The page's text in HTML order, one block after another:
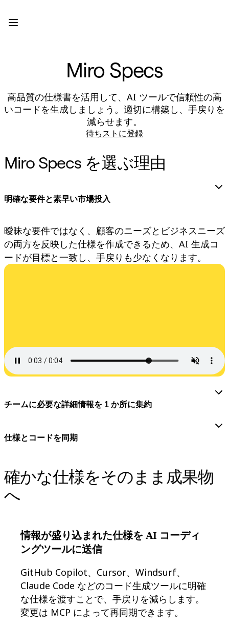
Engage
プラットフォーム
AI Workflows
コネクター
MCP サーバー
AI プレイブックを見る
ブループリント
インテグレーション
開発者プラットフォーム
アプリをダウンロード
ホワイトボード
ダイアグラム
カンバン
タイムライン
ワークショップ
コンセプトマップ
ロードマップ策定
プロトタイプとワイヤーフレーム
顧客ジャーニーマップ
組織づくり
ソリューション
企業規模別
エンタープライズ
中小企業
ベンチャー
業界別
デジタル
Miro Specs
高品質の仕様書を活用して、AI ツールで信頼性の高
いコードを生成しましょう。適切に構築し、手戻りを
減らせます。
待ちストに登録
Miro Specs を選ぶ理由
明確な要件と素早い市場投入
曖昧な要件ではなく、顧客のニーズとビジネスニーズ
の両方を反映した仕様を作成できるため、AI 生成コ
ードが目標と一致し、手戻りも少なくなります。
チームに必要な詳細情報を 1 か所に集約
仕様とコードを同期
確かな仕様をそのまま成果物
へ
情報が盛り込まれた仕様を AI コーディ
ングツールに送信
GitHub Copilot、Cursor、Windsurf、
Claude Code などのコード生成ツールに明確
な仕様を渡すことで、手戻りを減らします。
変更は MCP によって再同期できます。